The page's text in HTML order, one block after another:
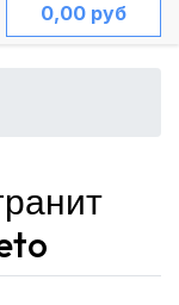
0,00 руб